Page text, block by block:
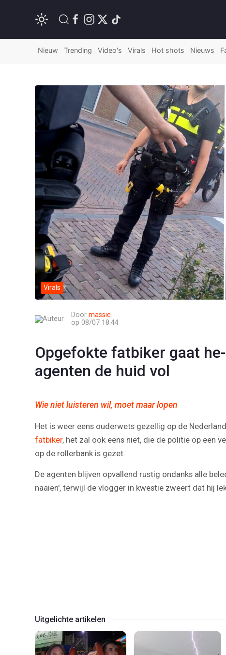
Nieuw Trending Video's Virals Hot shots Nieuws
Virals
Door massie
op 08/07 18:44
Opgefokte fatbiker gaat
agenten de huid vol
Wie niet luisteren wil, moet maar lopen
Het is weer eens ouderwets gezellig op de
fatbiker, het zal ook eens niet, die de politie op een
op de rollerbank is gezet.
De agenten blijven opvallend rustig ondanks alle
naaien', terwijl de vlogger in kwestie zweert dat hij
Uitgelichte artikelen